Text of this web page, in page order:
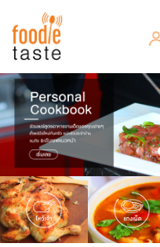
สูตรอาหาร
สูตรอาหารล่าสุด
Top Foodie
พาไปชิม
สารพันก้นครัว
เคล็ดลับน่ารู้
FoodPedia